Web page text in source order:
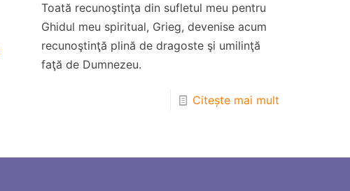
Toată recunoştinţa din sufletul meu pentru
Ghidul meu spiritual, Grieg, devenise acum
recunoştinţă plină de dragoste şi umilinţă
faţă de Dumnezeu.
Citește mai mult